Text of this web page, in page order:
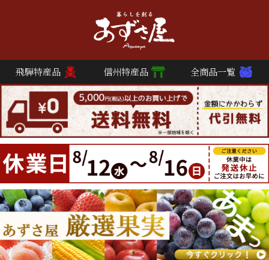
飛騨特産品 信州特産品 全商品一覧